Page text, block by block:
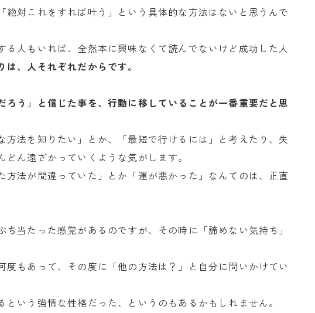
絶対これをすれば叶う」という具体的な方法はないと思うんで
る人もいれば、全然本に興味なくて読んでないけど成功した人
は、人それぞれだからです。
ろう」と信じた事を、行動に移していることが一番重要だと思
方法を知りたい」とか、「最短で行けるには」と考えたり、失
ん遠ざかっていくような気がします。
方法が間違っていた」とか「運が悪かった」なんてのは、正直
当たった感覚があるのですが、その時に「諦めない気持ち」
度もあって、その度に「他の方法は？」と自分に問いかけてい
いう強情な性格だった、というのもあるかもしれません。